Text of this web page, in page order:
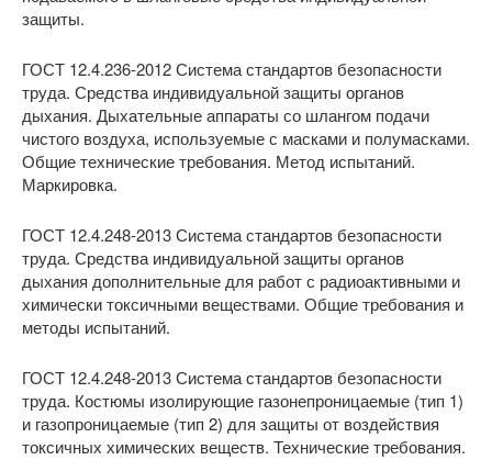
защиты.
ГОСТ 12.4.236-2012 Система стандартов безопасности
труда. Средства индивидуальной защиты органов
дыхания. Дыхательные аппараты со шлангом подачи
чистого воздуха, используемые с масками и полумасками.
Общие технические требования. Метод испытаний.
Маркировка.
ГОСТ 12.4.248-2013 Система стандартов безопасности
труда. Средства индивидуальной защиты органов
дыхания дополнительные для работ с радиоактивными и
химически токсичными веществами. Общие требования и
методы испытаний.
ГОСТ 12.4.248-2013 Система стандартов безопасности
труда. Костюмы изолирующие газонепроницаемые (тип 1)
и газопроницаемые (тип 2) для защиты от воздействия
токсичных химических веществ. Технические требования.